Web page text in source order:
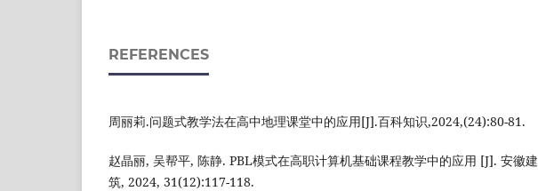
REFERENCES
周丽莉.问题式教学法在高中地理课堂中的应用[J].百科知识,2024,(24):80-81.
赵晶丽, 吴帮平, 陈静. PBL模式在高职计算机基础课程教学中的应用 [J]. 安徽建
筑, 2024, 31(12):117-118.